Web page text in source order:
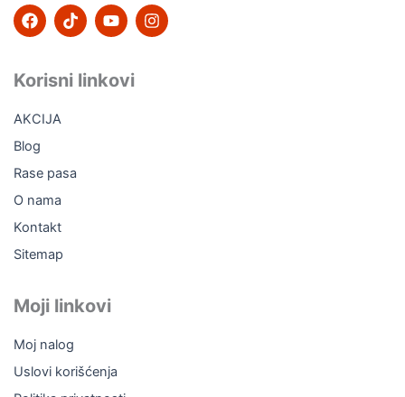
F
a
b
o
k
T
i
o
k
Y
o
u
b
I
n
Korisni linkovi
AKCIJA
Blog
Rase pasa
O nama
Kontakt
Sitemap
Moji linkovi
Moj nalog
Uslovi korišćenja